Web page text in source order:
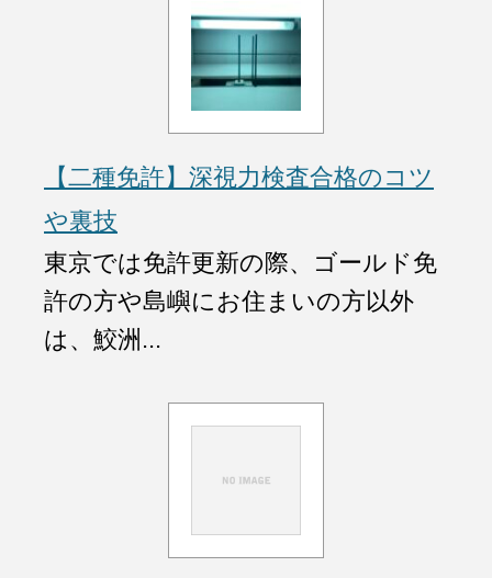
【二種免許】深視力検査合格のコツ
や裏技
東京では免許更新の際、ゴールド免
許の方や島嶼にお住まいの方以外
は、鮫洲...